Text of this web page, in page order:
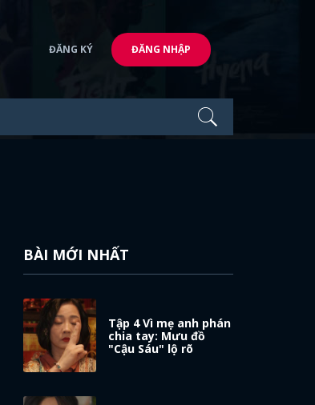
ĐĂNG KÝ ĐĂNG NHẬP
BÀI MỚI NHẤT
Tập 4 Vì mẹ anh phán
chia tay: Mưu đồ
"Cậu Sáu" lộ rõ